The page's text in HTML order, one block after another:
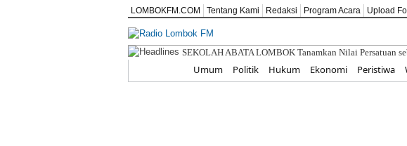
LOMBOKFM.COM Tentang Kami Redaksi Program Acara Upload
Peringati HUT ke-81 RI,
Umum Politik Hukum Ekonomi Peristiwa